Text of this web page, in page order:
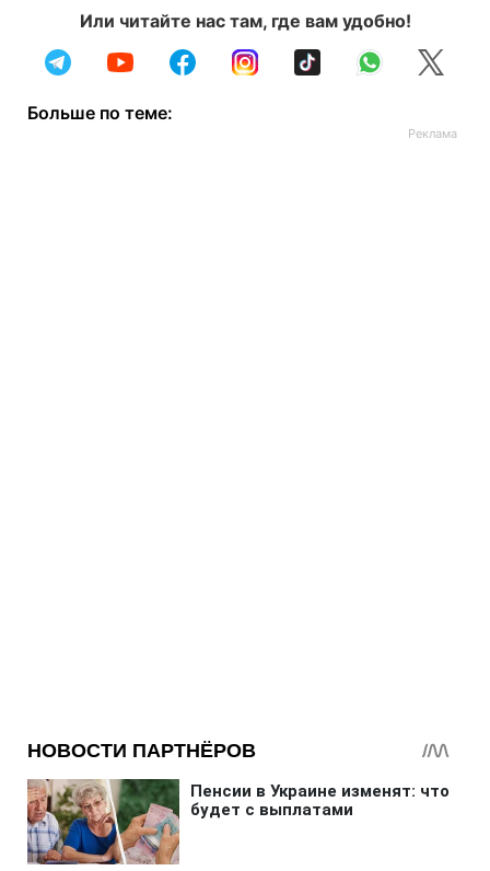
Или читайте нас там, где вам удобно!
Больше по теме: